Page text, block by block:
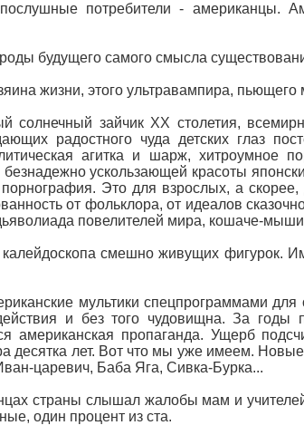
потребители - американцы.
будущего самого смысла
жизни, этого ультравампира, пьющего
зайчик ХХ столетия,
радостного чуда детских глаз
агитка и шарж, хитроумное
ускользающей красоты
порнография. Это для взрослых, а
от фольклора, от идеалов
повелителей мира, кошаче-
смешно живущих фигурок.
мультики спецпрограммами для
и без того чудовищна. За годы
американская пропаганда. Ущерб
десятка лет. Вот что мы уже имеем. Новые
царевич, Баба Яга, Сивка-Бурка...
страны слышал жалобы мам и
один процент из ста.